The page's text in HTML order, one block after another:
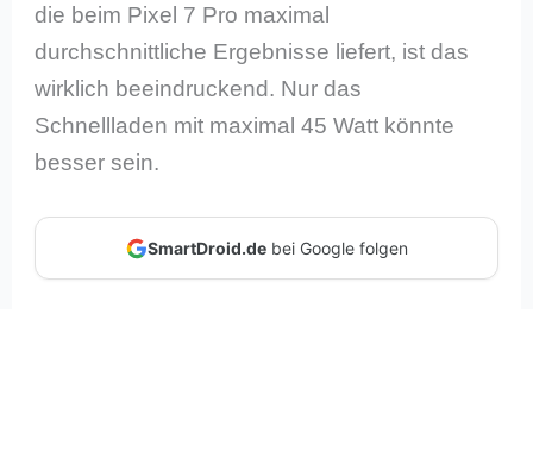
die beim Pixel 7 Pro maximal
durchschnittliche Ergebnisse liefert, ist das
wirklich beeindruckend. Nur das
Schnellladen mit maximal 45 Watt könnte
besser sein.
SmartDroid.debei Google folgen